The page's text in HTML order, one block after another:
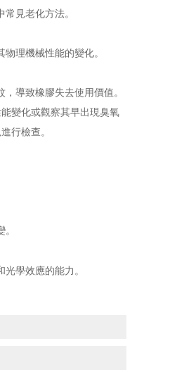
見老化方法。
理機械性能的變化。
導致橡膠失去使用價值。
變化或觀察其早出現臭氧
行檢查。
學效應的能力。